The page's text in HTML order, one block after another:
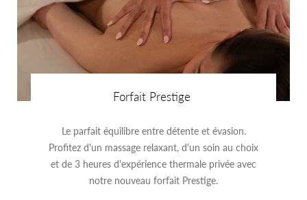
Forfait Prestige
Le parfait équilibre entre détente et évasion.
Profitez d'un massage relaxant, d'un soin au choix
et de 3 heures d'expérience thermale privée avec
notre nouveau forfait Prestige.